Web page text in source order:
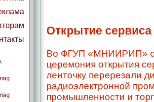
Открытие
Во ФГУП «МНИИРИП»
церемония открытия
ленточку перерезали
радиоэлектронной
промышленности и